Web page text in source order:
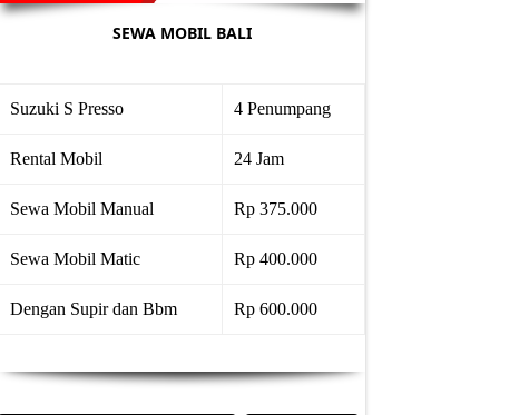
SEWA MOBIL BALI
Suzuki S Presso 4 Penumpang
Rental Mobil 24 Jam
Sewa Mobil Manual Rp 375.000
Sewa Mobil Matic Rp 400.000
Dengan Supir dan Bbm Rp 600.000